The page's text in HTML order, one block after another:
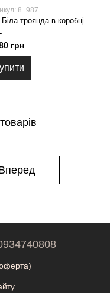
8_987
Біла троянда в коробці
грн